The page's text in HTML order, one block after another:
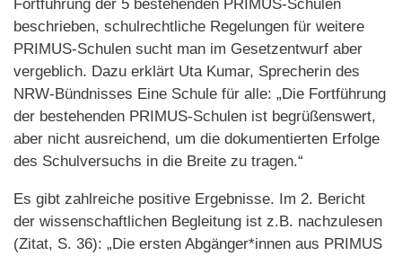
Fortführung der 5 bestehenden PRIMUS-Schulen
beschrieben, schulrechtliche Regelungen für weitere
PRIMUS-Schulen sucht man im Gesetzentwurf aber
vergeblich. Dazu erklärt Uta Kumar, Sprecherin des
NRW-Bündnisses Eine Schule für alle: „Die Fortführung
der bestehenden PRIMUS-Schulen ist begrüßenswert,
aber nicht ausreichend, um die dokumentierten Erfolge
des Schulversuchs in die Breite zu tragen.“
Es gibt zahlreiche positive Ergebnisse. Im 2. Bericht
der wissenschaftlichen Begleitung ist z.B. nachzulesen
(Zitat, S. 36): „Die ersten Abgänger*innen aus PRIMUS